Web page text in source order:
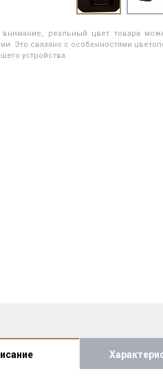
внимание, реальный цвет товара
Это связано с особенностями
устройства.